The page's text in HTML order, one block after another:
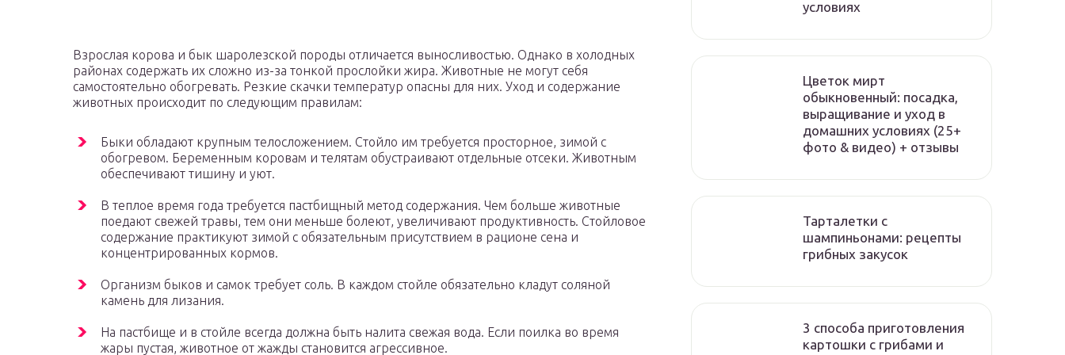
Взрослая корова и бык шаролезской породы отличается выносливостью. Однако в холодных
районах содержать их сложно из-за тонкой прослойки жира. Животные не могут себя
самостоятельно обогревать. Резкие скачки температур опасны для них. Уход и содержание
животных происходит по следующим правилам:
Быки обладают крупным телосложением. Стойло им требуется просторное, зимой с
обогревом. Беременным коровам и телятам обустраивают отдельные отсеки. Животным
обеспечивают тишину и уют.
В теплое время года требуется пастбищный метод содержания. Чем больше животные
поедают свежей травы, тем они меньше болеют, увеличивают продуктивность. Стойловое
содержание практикуют зимой с обязательным присутствием в рационе сена и
концентрированных кормов.
Организм быков и самок требует соль. В каждом стойле обязательно кладут соляной
камень для лизания.
На пастбище и в стойле всегда должна быть налита свежая вода. Если поилка во время
жары пустая, животное от жажды становится агрессивное.
условиях
Цветок мирт
обыкновенный: посадка,
выращивание и уход в
домашних условиях (25+
фото & видео) + отзывы
Тарталетки с
шампиньонами: рецепты
грибных закусок
3 способа приготовления
картошки с грибами и